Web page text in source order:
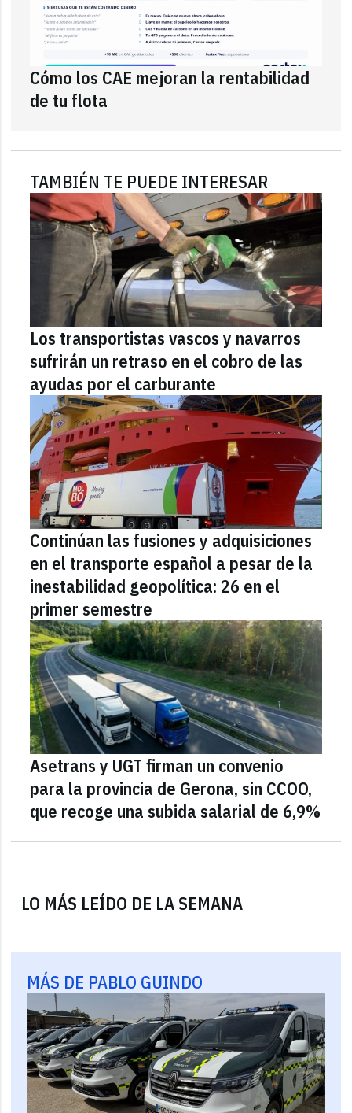
LO MÁS LEÍDO DE LA SEMANA
MÁS DE PABLO GUINDO
Cómo los CAE mejoran la rentabilidad
de tu flota
TAMBIÉN TE PUEDE INTERESAR
Los transportistas vascos y navarros
sufrirán un retraso en el cobro de las
ayudas por el carburante
Continúan las fusiones y adquisiciones
en el transporte español a pesar de la
inestabilidad geopolítica: 26 en el
primer semestre
Asetrans y UGT firman un convenio
para la provincia de Gerona, sin CCOO,
que recoge una subida salarial de 6,9%